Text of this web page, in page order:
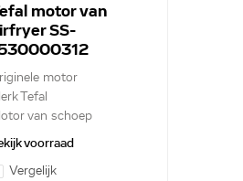
motor van
SS-
motor
Tefal
van schoep
voorraad
Vergelijk